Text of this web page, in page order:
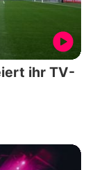
ihr TV-